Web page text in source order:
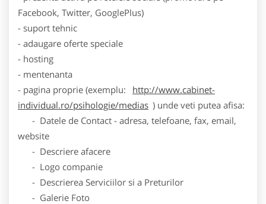
Facebook, Twitter, GooglePlus)
- suport tehnic
- adaugare oferte speciale
- hosting
- mentenanta
- pagina proprie (exemplu:
http://www.cabinet-
individual.ro/psihologie/medias ) unde veti putea afisa:
- Datele de Contact - adresa, telefoane, fax, email,
website
- Descriere afacere
- Logo companie
- Descrierea Serviciilor si a Preturilor
- Galerie Foto